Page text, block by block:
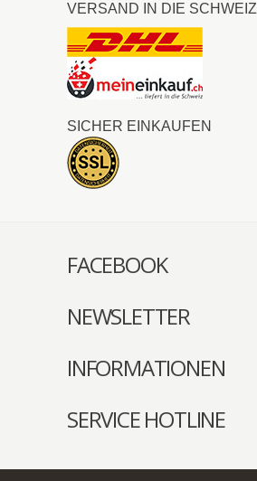
VERSAND IN DIE SCHWEIZ
SICHER EINKAUFEN
FACEBOOK
NEWSLETTER
INFORMATIONEN
SERVICE HOTLINE